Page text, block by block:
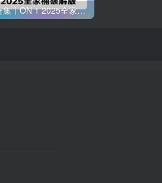
全家桶合集丨ON 1 2025全家桶 一键安装版 设计师修图 视频剪辑必备 支持Win+Mac